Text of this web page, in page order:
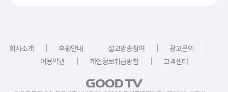
회사소개 ｜ 후원안내 ｜ 설교방송참여 ｜ 광고문의
｜
이용약관
｜ 개인정보취급방침 ｜ 고객센터